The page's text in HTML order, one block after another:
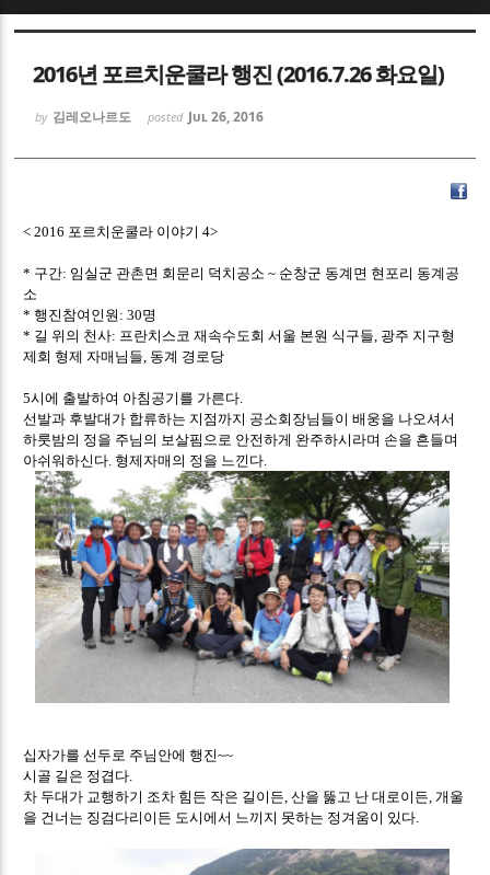
2016년 포르치운쿨라 행진 (2016.7.26 화요일)
by 김레오나르도 posted Jul 26, 2016
< 2016 포르치운쿨라 이야기4>
* 구간: 임실군 관촌면 회문리 덕치공소~ 순창군 동계면 현포리 동계공
소
*행진참여인원 : 30명
* 길 위의 천사: 프란치스코 재속수도회 서울 본원 식구들 광주 지구형
제회 형제 자매님들 동계 경로당
5시에 출발하여 아침공기를 가른다
선발과 후발대가 합류하는 지점까지 공소회장님들이 배웅을 나오셔서
하룻밤의 정을 주님의 보살핌으로 안전하게 완주하시라며 손을 흔들며
아쉬워하신다 형제자매의 정을 느낀다
십자가를 선두로 주님안에 행진~~
시골 길은 정겹다
차 두대가 교행하기 조차 힘든 작은 길이든 ,산을 뚫고 난 대로이든 개울
을 건너는 징검다리이든 도시에서 느끼지 못하는 정겨움이 있다
Sketchbook5, 스케치북5
Sketchbook5, 스케치북5
Sketchbook5, 스케치북5
Sketchbook5, 스케치북5